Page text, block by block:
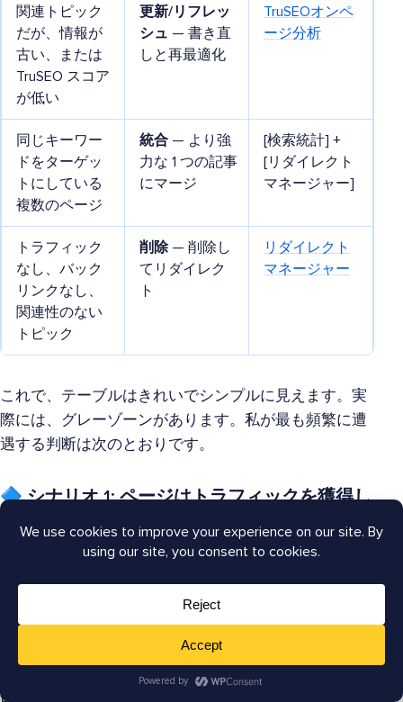
関連トピック
だが、情報が
古い、または
TruSEO スコア
が低い
更新/リフレッ
シュ — 書き直
しと再最適化
TruSEOオンペ
ージ分析
同じキーワー
ドをターゲッ
トにしている
複数のページ
統合 — より強
力な 1 つの記事
にマージ
[検索統計] +
[リダイレクト
マネージャー]
トラフィック
なし、バック
リンクなし、
関連性のない
トピック
削除— 削除し
てリダイレク
ト
リダイレクト
マネージャー
これで、テーブルはきれいでシンプルに見えます。実
際には、グレーゾーンがあります。私が最も頻繁に遭
遇する判断は次のとおりです。
🔷 シナリオ 1:ページはトラフィックを獲得し
す。
「WordPress バックアップ プラグイン」について記事
を書いたのに、「WordPressを手動でバックアップす
る方法」でランク付けされている場合などです。トラ
フィックはまともですが、間違ったオーディエンスを